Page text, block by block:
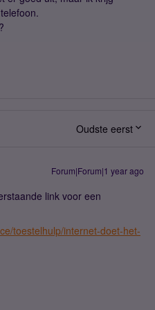
Oudste eerst
Forum|Forum|1 year ago
link voor een
toestelhulp/internet-doet-het-